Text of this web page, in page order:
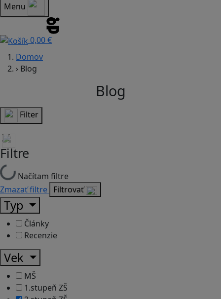
Menu
0,00 €
Domov
› Blog
Blog
Filter
Filtre
Načítam filtre
Zmazať filtre Filtrovať
Typ
Články
Recenzie
Vek
MŠ
1.stupeň ZŠ